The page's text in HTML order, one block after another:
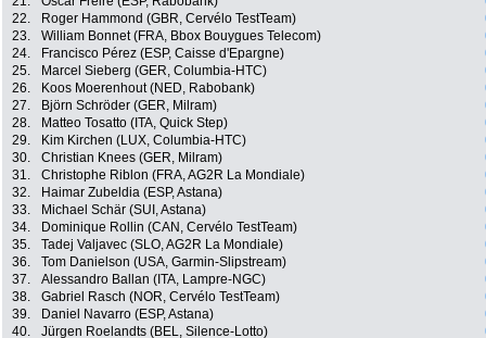
22.
Roger Hammond (GBR, Cervélo TestTeam)
23.
William Bonnet (FRA, Bbox Bouygues Telecom)
24.
Francisco Pérez (ESP, Caisse d'Epargne)
25.
Marcel Sieberg (GER, Columbia-HTC)
26.
Koos Moerenhout (NED, Rabobank)
27.
Björn Schröder (GER, Milram)
28.
Matteo Tosatto (ITA, Quick Step)
29.
Kim Kirchen (LUX, Columbia-HTC)
30.
Christian Knees (GER, Milram)
31.
Christophe Riblon (FRA, AG2R La Mondiale)
32.
Haimar Zubeldia (ESP, Astana)
33.
Michael Schär (SUI, Astana)
34.
Dominique Rollin (CAN, Cervélo TestTeam)
35.
Tadej Valjavec (SLO, AG2R La Mondiale)
36.
Tom Danielson (USA, Garmin-Slipstream)
37.
Alessandro Ballan (ITA, Lampre-NGC)
38.
Gabriel Rasch (NOR, Cervélo TestTeam)
39.
Daniel Navarro (ESP, Astana)
40.
Jürgen Roelandts (BEL, Silence-Lotto)